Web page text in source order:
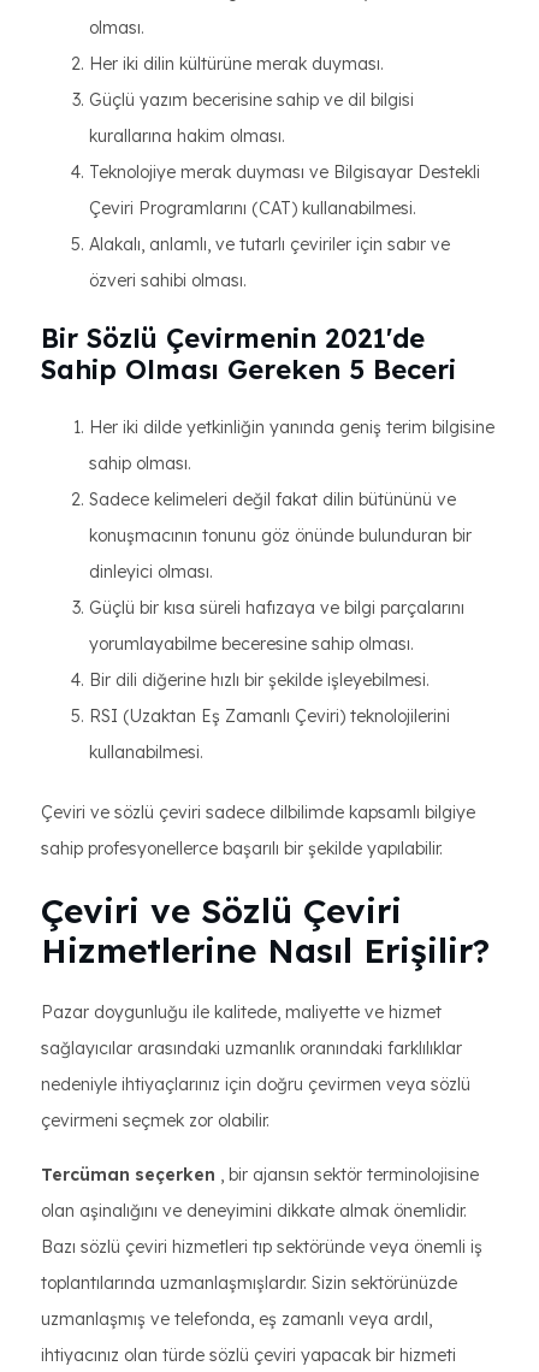
olması.
Her iki dilin kültürüne merak duyması.
Güçlü yazım becerisine sahip ve dil bilgisi
kurallarına hakim olması.
Teknolojiye merak duyması ve Bilgisayar Destekli
Çeviri Programlarını (CAT) kullanabilmesi.
Alakalı, anlamlı, ve tutarlı çeviriler için sabır ve
özveri sahibi olması.
Bir Sözlü Çevirmenin 2021'de
Sahip Olması Gereken 5 Beceri
Her iki dilde yetkinliğin yanında geniş terim bilgisine
sahip olması.
Sadece kelimeleri değil fakat dilin bütününü ve
konuşmacının tonunu göz önünde bulunduran bir
dinleyici olması.
Güçlü bir kısa süreli hafızaya ve bilgi parçalarını
yorumlayabilme beceresine sahip olması.
Bir dili diğerine hızlı bir şekilde işleyebilmesi.
RSI (Uzaktan Eş Zamanlı Çeviri) teknolojilerini
kullanabilmesi.
Çeviri ve sözlü çeviri sadece dilbilimde kapsamlı bilgiye
sahip profesyonellerce başarılı bir şekilde yapılabilir.
Çeviri ve Sözlü Çeviri
Hizmetlerine Nasıl Erişilir?
Pazar doygunluğu ile kalitede, maliyette ve hizmet
sağlayıcılar arasındaki uzmanlık oranındaki farklılıklar
nedeniyle ihtiyaçlarınız için doğru çevirmen veya sözlü
çevirmeni seçmek zor olabilir.
Tercüman seçerken , bir ajansın sektör terminolojisine
olan aşinalığını ve deneyimini dikkate almak önemlidir.
Bazı sözlü çeviri hizmetleri tıp sektöründe veya önemli iş
toplantılarında uzmanlaşmışlardır. Sizin sektörünüzde
uzmanlaşmış ve telefonda, eş zamanlı veya ardıl,
ihtiyacınız olan türde sözlü çeviri yapacak bir hizmeti